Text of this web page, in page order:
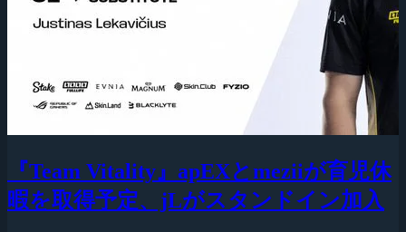
『Team Vitality』apEXとmeziiが育児休
暇を取得予定、jLがスタンドイン加入